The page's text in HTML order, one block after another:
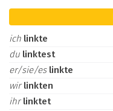
ich linkte
du linktest
er/sie/es linkte
wirlinkten
ihrlinktet